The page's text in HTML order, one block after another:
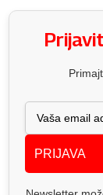
PRIJAVA